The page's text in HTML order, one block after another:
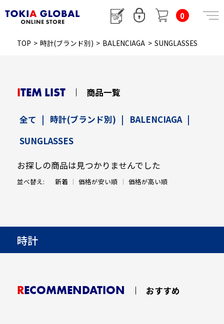
0
TOP > 時計(ブランド別) > BALENCIAGA > SUNGLASSES
ITEM LIST 商品一覧
全て | 時計(ブランド別) | BALENCIAGA |
SUNGLASSES
お探しの商品は見つかりませんでした
並べ替え: 新着 価格が安い順 価格が高い順
時計
RECOMMENDATION おすすめ